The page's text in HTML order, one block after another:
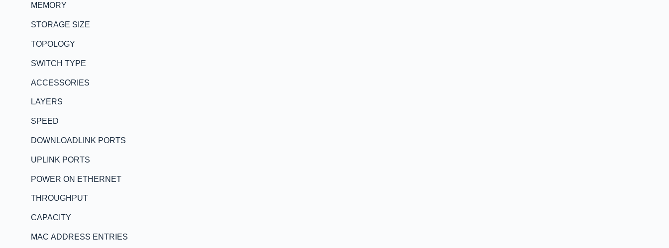
MEMORY
STORAGE SIZE
TOPOLOGY
SWITCH TYPE
ACCESSORIES
LAYERS
SPEED
DOWNLOADLINK PORTS
UPLINK PORTS
POWER ON ETHERNET
THROUGHPUT
CAPACITY
MAC ADDRESS ENTRIES